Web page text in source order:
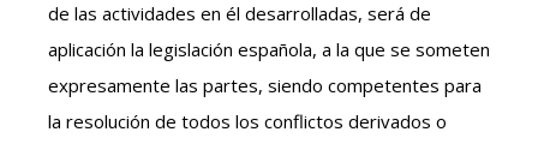
de las actividades en él desarrolladas, será de
aplicación la legislación española, a la que se someten
expresamente las partes, siendo competentes para
la resolución de todos los conflictos derivados o